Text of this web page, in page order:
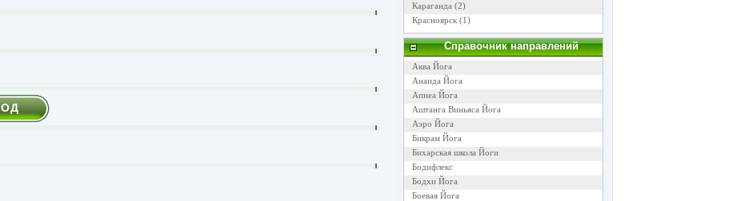
Караганда (2)
Красноярск(1)
Справочник направлений
Аква Йога
Ананда Йога
Апнеа Йога
Аштанга Виньяса Йога
Аэро Йога
Бикрам Йога
Бихарская школа Йоги
Бодифлекс
Бодхи Йога
Боевая Йога